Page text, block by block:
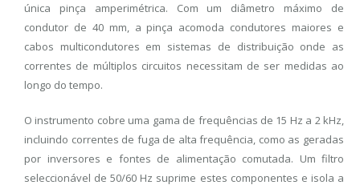
única pinça amperimétrica. Com um diâmetro máximo de
condutor de 40 mm, a pinça acomoda condutores maiores e
cabos multicondutores em sistemas de distribuição onde as
correntes de múltiplos circuitos necessitam de ser medidas ao
longo do tempo.
O instrumento cobre uma gama de frequências de 15 Hz a 2 kHz,
incluindo correntes de fuga de alta frequência, como as geradas
por inversores e fontes de alimentação comutada. Um filtro
seleccionável de 50/60 Hz suprime estes componentes e isola a